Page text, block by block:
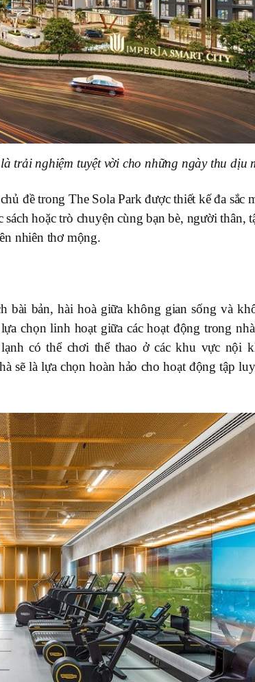
trải nghiệm tuyệt vời cho những ngày thu dịu
đề trong The Sola Park được thiết kế đa sắc
hoặc trò chuyện cùng bạn bè, người thân,
nhiên thơ mộng.
bài bản, hài hoà giữa không gian sống và
chọn linh hoạt giữa các hoạt động trong
có thể chơi thể thao ở các khu vực nội
sẽ là lựa chọn hoàn hảo cho hoạt động tập